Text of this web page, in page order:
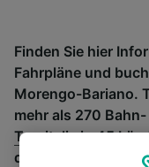
Finden Sie hier
Fahrpläne und
Morengo-Bariano.
mehr als 270
Trenitaliain 45
die passende